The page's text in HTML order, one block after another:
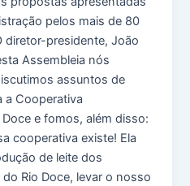
pelos mais de 80
diretor-presidente, João
Assembleia nós
assuntos de
a Cooperativa
e fomos, além disso:
cooperativa existe! Ela
de leite dos
Rio Doce, levar o nosso